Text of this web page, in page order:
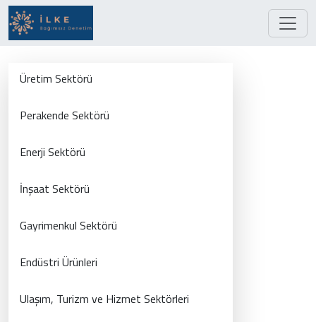
Üretim Sektörü
Perakende Sektörü
Enerji Sektörü
İnşaat Sektörü
Gayrimenkul Sektörü
Endüstri Ürünleri
Ulaşım, Turizm ve Hizmet Sektörleri